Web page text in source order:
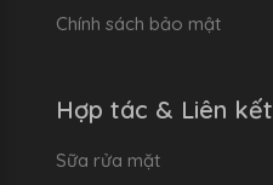
Chính sách bảo mật
Hợp tác & Liên kết
Sữa rửa mặt